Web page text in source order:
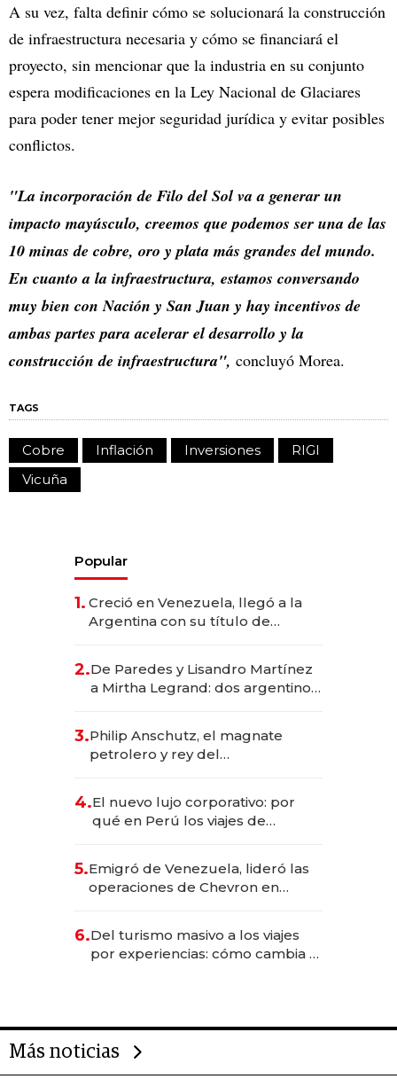
A su vez, falta definir cómo se solucionará la construcción
de infraestructura necesaria y cómo se financiará el
proyecto, sin mencionar que la industria en su conjunto
espera modificaciones en la Ley Nacional de Glaciares
para poder tener mejor seguridad jurídica y evitar posibles
conflictos.
"La incorporación de Filo del Sol va a generar un
impacto mayúsculo, creemos que podemos ser una de las
10 minas de cobre, oro y plata más grandes del mundo.
En cuanto a la infraestructura, estamos conversando
muy bien con Nación y San Juan y hay incentivos de
ambas partes para acelerar el desarrollo y la
construcción de infraestructura", concluyó Morea.
TAGS
Cobre Inflación Inversiones
RIGI
Vicuña
Popular
1. Creció en Venezuela, llegó a la
Argentina con su título de
las marcas "fast premium"
2.De Paredes y Lisandro Martínez
a Mirtha Legrand: dos argentinos
3.Philip Anschutz, el magnate
petrolero y rey del
Fénix
4.El nuevo lujo corporativo: por
qué en Perú los viajes de
transformadoras
5.Emigró de Venezuela, lideró las
operaciones de Chevron en
6.Del turismo masivo a los viajes
por experiencias: cómo cambia el
Más noticias